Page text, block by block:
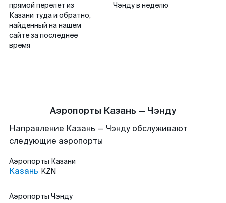
прямой перелет из
Казани туда и обратно,
найденный на нашем
сайте за последнее
время
Чэнду в неделю
Аэропорты Казань — Чэнду
Направление Казань — Чэнду обслуживают
следующие аэропорты
Аэропорты Казани
Казань KZN
Аэропорты Чэнду